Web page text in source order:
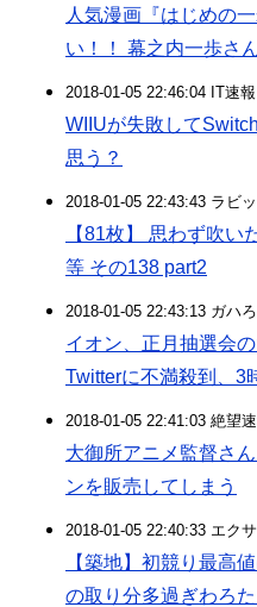
人気漫画『はじめの
い！！ 幕之内一歩さ
2018-01-05 22:46:04 IT速報
WIIUが失敗して
思う？
2018-01-05 22:43:43 ラビ
【81枚】 思わず吹い
等 その138 part2
2018-01-05 22:43:13 ガハ
イオン、正月抽選会
Twitterに不満殺到、3
2018-01-05 22:41:03 絶望
大御所アニメ監督さ
ンを販売してしまう
2018-01-05 22:40:33 エク
【築地】初競り最高
の取り分多過ぎわろ